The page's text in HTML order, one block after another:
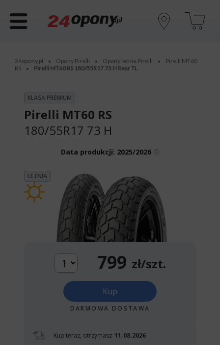
24opony.pl • Opony Pirelli • Opony letnie Pirelli •
Pirelli MT60
RS
• Pirelli MT60 RS 180/55R17 73 H Rear TL
KLASA PREMIUM
Pirelli MT60 RS
180/55R17 73 H
Data produkcji: 2025/2026
LETNIA
799 zł/szt.
Kup
DARMOWA DOSTAWA
Kup teraz, otrzymasz 11.08.2026